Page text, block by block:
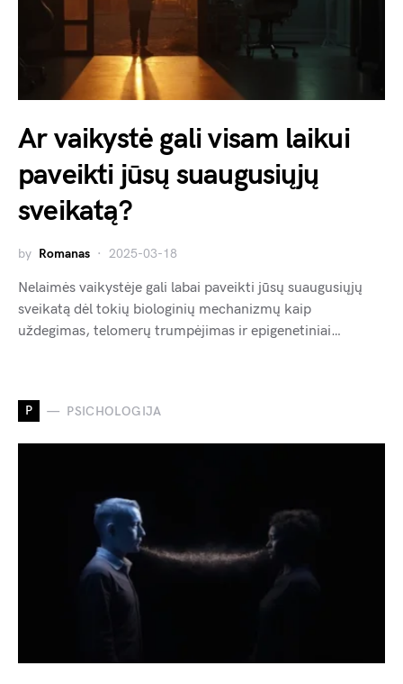
Ar vaikystė gali visam laikui
paveikti jūsų suaugusiųjų
sveikatą?
by Romanas 2025-03-18
Nelaimės vaikystėje gali labai paveikti jūsų suaugusiųjų
sveikatą dėl tokių biologinių mechanizmų kaip
uždegimas, telomerų trumpėjimas ir epigenetiniai…
P PSICHOLOGIJA